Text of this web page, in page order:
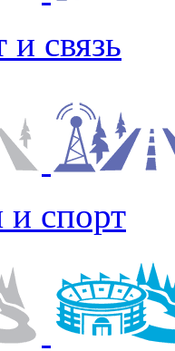
и связь
и спорт